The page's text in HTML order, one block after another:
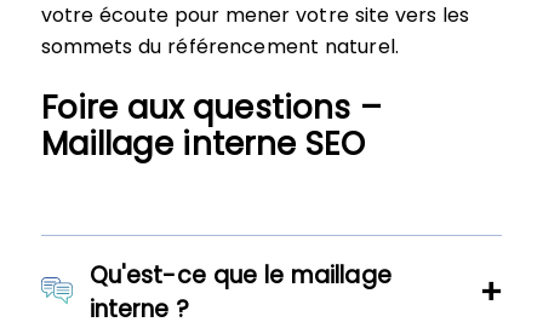
votre écoute pour mener votre site vers les
sommets du référencement naturel.
Foire aux questions –
Maillage interne SEO
Qu'est-ce que le maillage
interne ?